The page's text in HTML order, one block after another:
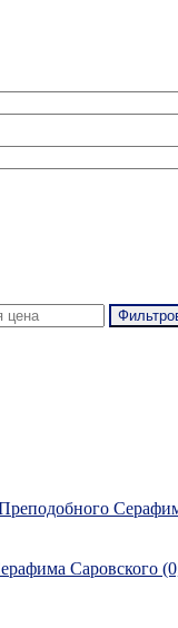
Саровского